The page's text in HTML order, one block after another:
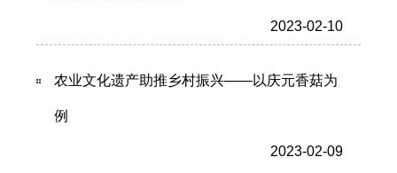
2023-02-10
农业文化遗产助推乡村振兴——以庆元香菇为
例
2023-02-09